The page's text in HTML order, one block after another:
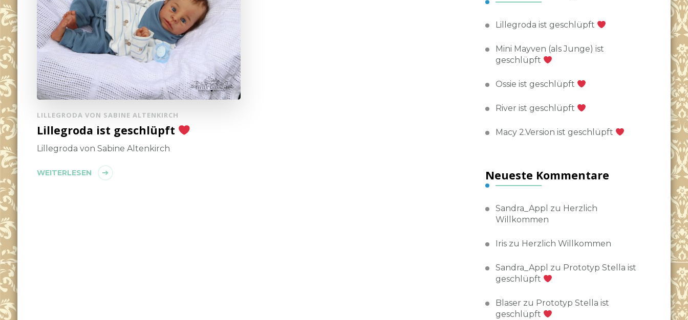
LILLEGRODA VON SABINE ALTENKIRCH
Lillegroda ist geschlüpft
Lillegroda von Sabine Altenkirch
WEITERLESEN
Lillegroda ist geschlüpft
Mini Mayven (als Junge) ist
geschlüpft
Ossie ist geschlüpft
River ist geschlüpft
Macy 2.Version ist geschlüpft
Neueste Kommentare
Sandra_Appl zu Herzlich
Willkommen
Iris zu Herzlich Willkommen
Sandra_Appl zu Prototyp Stella ist
geschlüpft
Blaser zu Prototyp Stella ist
geschlüpft